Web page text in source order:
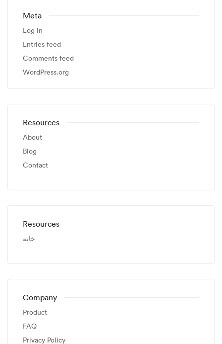
Meta
Log in
Entries feed
Comments feed
WordPress.org
Resources
About
Blog
Contact
Resources
خانه
Company
Product
FAQ
Privacy Policy